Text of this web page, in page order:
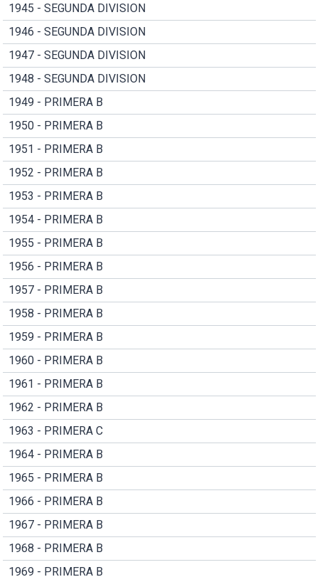
1945 - SEGUNDA DIVISION
1946 - SEGUNDA DIVISION
1947 - SEGUNDA DIVISION
1948 - SEGUNDA DIVISION
1949 - PRIMERA B
1950 - PRIMERA B
1951 - PRIMERA B
1952 - PRIMERA B
1953 - PRIMERA B
1954 - PRIMERA B
1955 - PRIMERA B
1956 - PRIMERA B
1957 - PRIMERA B
1958 - PRIMERA B
1959 - PRIMERA B
1960 - PRIMERA B
1961 - PRIMERA B
1962 - PRIMERA B
1963 - PRIMERA C
1964 - PRIMERA B
1965 - PRIMERA B
1966 - PRIMERA B
1967 - PRIMERA B
1968 - PRIMERA B
1969 - PRIMERA B